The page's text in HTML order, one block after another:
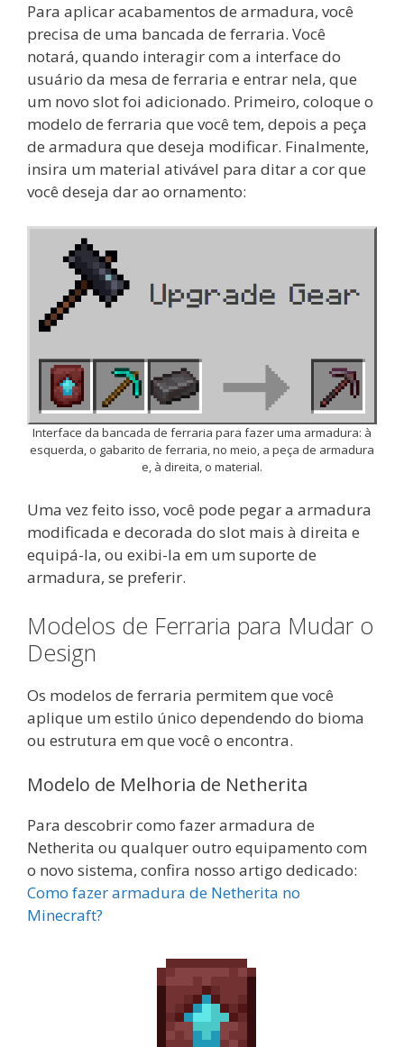
Para aplicar acabamentos de armadura, você
precisa de uma bancada de ferraria. Você
notará, quando interagir com a interface do
usuário da mesa de ferraria e entrar nela, que
um novo slot foi adicionado. Primeiro, coloque o
modelo de ferraria que você tem, depois a peça
de armadura que deseja modificar. Finalmente,
insira um material ativável para ditar a cor que
você deseja dar ao ornamento:
Interface da bancada de ferraria para fazer uma armadura: à
esquerda, o gabarito de ferraria, no meio, a peça de armadura
e, à direita, o material.
Uma vez feito isso, você pode pegar a armadura
modificada e decorada do slot mais à direita e
equipá-la, ou exibi-la em um suporte de
armadura, se preferir.
Modelos de Ferraria para Mudar o
Design
Os modelos de ferraria permitem que você
aplique um estilo único dependendo do bioma
ou estrutura em que você o encontra.
Modelo de Melhoria de Netherita
Para descobrir como fazer armadura de
Netherita ou qualquer outro equipamento com
o novo sistema, confira nosso artigo dedicado:
Como fazer armadura de Netherita no
Minecraft?